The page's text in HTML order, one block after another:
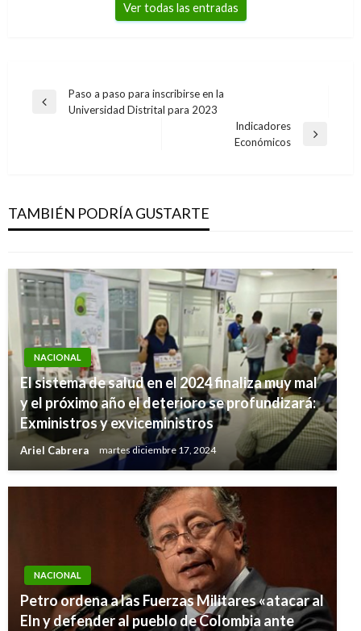
Ver todas las entradas
Navegación
Entrada
Paso a paso para inscribirse en la
Universidad Distrital para 2023
Indicadores
Económicos
TAMBIÉN PODRÍA GUSTARTE
indemnizadas
Andres Felipe Gama viernes mayo 12, 2017
NACIONAL
El sistema de salud en el 2024 finaliza muy mal
y el próximo año el deterioro se profundizará:
Exministros y exviceministros
Ariel Cabrera martes diciembre 17, 2024
NACIONAL
Petro ordena a las Fuerzas Militares «atacar al
Eln y defender al pueblo de Colombia ante